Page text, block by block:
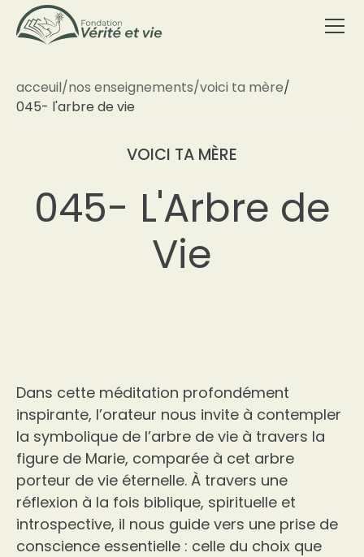
acceuil/nos enseignements/voici ta mère/
045- l'arbre de vie
VOICI TA MÈRE
045- L'Arbre de
Vie
Dans cette méditation profondément
inspirante, l’orateur nous invite à contempler
la symbolique de l’arbre de vie à travers la
figure de Marie, comparée à cet arbre
porteur de vie éternelle. À travers une
réflexion à la fois biblique, spirituelle et
introspective, il nous guide vers une prise de
conscience essentielle : celle du choix que